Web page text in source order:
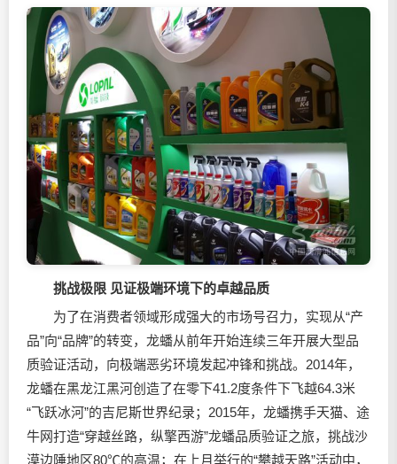
挑战极限 见证极端环境下的卓越品质
为了在消费者领域形成强大的市场号召力，实现从“产
品”向“品牌”的转变，龙蟠从前年开始连续三年开展大型品
质验证活动，向极端恶劣环境发起冲锋和挑战。2014年，
龙蟠在黑龙江黑河创造了在零下41.2度条件下飞越64.3米
“飞跃冰河”的吉尼斯世界纪录；2015年，龙蟠携手天猫、途
牛网打造“穿越丝路，纵擎西游”龙蟠品质验证之旅，挑战沙
漠边陲地区80℃的高温；在上月举行的“攀越天路”活动中，